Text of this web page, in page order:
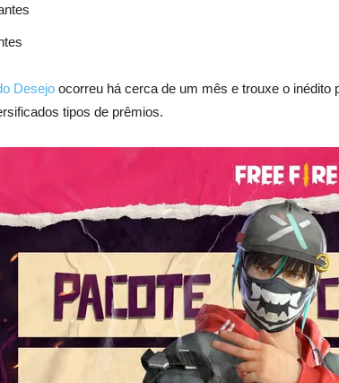
Desejo ocorreu há cerca de um mês e trouxe o inédito
tipos de prêmios.